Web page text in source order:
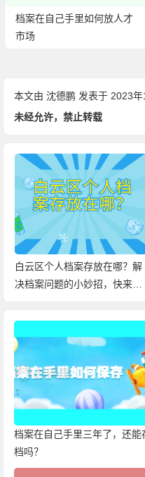
档案在自己手里如何放人才
市场
本文由沈德鹏 发表于 2023
未经允许，禁止转载
白云区个人档案存放在哪？解
决档案问题的小妙招，快来查
档案在自己手里三年了，还能
档吗？